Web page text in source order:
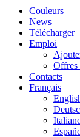
Couleurs
News
Télécharger
Emploi
Offres
Contacts
Français